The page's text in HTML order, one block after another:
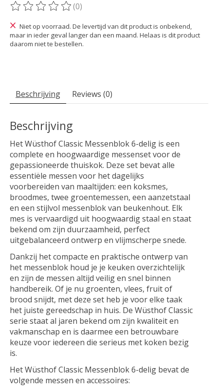
De beoordeling van dit product is
(0)
Niet op voorraad. De levertijd van dit product is onbekend,
maar in ieder geval langer dan een maand. Helaas is dit product
daarom niet te bestellen.
Beschrijving Reviews (0)
Beschrijving
Het Wüsthof Classic Messenblok 6-delig is een
complete en hoogwaardige messenset voor de
gepassioneerde thuiskok. Deze set bevat alle
essentiële messen voor het dagelijks
voorbereiden van maaltijden: een koksmes,
broodmes, twee groentemessen, een aanzetstaal
en een stijlvol messenblok van beukenhout. Elk
mes is vervaardigd uit hoogwaardig staal en staat
bekend om zijn duurzaamheid, perfect
uitgebalanceerd ontwerp en vlijmscherpe snede.
Dankzij het compacte en praktische ontwerp van
het messenblok houd je je keuken overzichtelijk
en zijn de messen altijd veilig en snel binnen
handbereik. Of je nu groenten, vlees, fruit of
brood snijdt, met deze set heb je voor elke taak
het juiste gereedschap in huis. De Wüsthof Classic
serie staat al jaren bekend om zijn kwaliteit en
vakmanschap en is daarmee een betrouwbare
keuze voor iedereen die serieus met koken bezig
is.
Het Wüsthof Classic Messenblok 6-delig bevat de
volgende messen en accessoires: